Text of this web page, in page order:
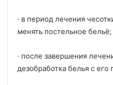
· в период лечения
менять постельное бельё;
· после завершения
дезобработка белья с его